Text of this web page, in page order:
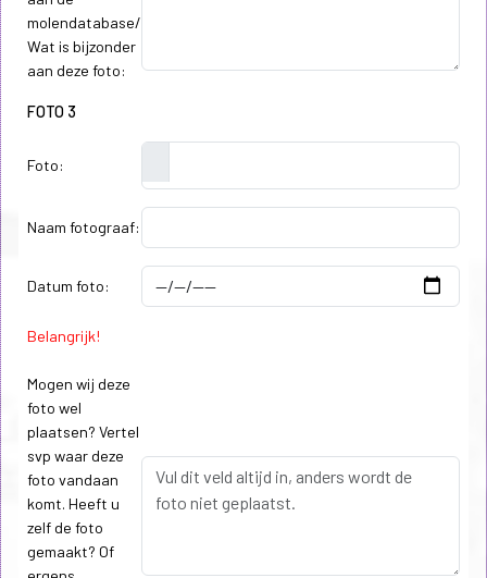
molendatabase/
Wat is bijzonder
aan deze foto:
FOTO 3
Foto:
Naam fotograaf:
Datum foto:
Belangrijk!
Mogen wij deze
foto wel
plaatsen? Vertel
svp waar deze
foto vandaan
komt. Heeft u
zelf de foto
gemaakt? Of